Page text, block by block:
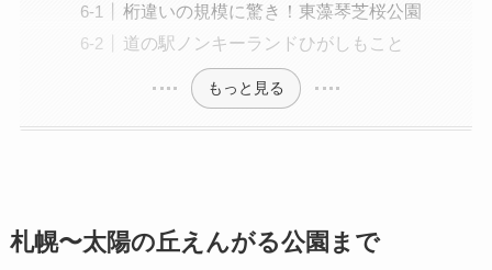
桁違いの規模に驚き！東藻琴芝桜公園
道の駅ノンキーランドひがしもこと
もっと見る
札幌〜太陽の丘えんがる公園まで